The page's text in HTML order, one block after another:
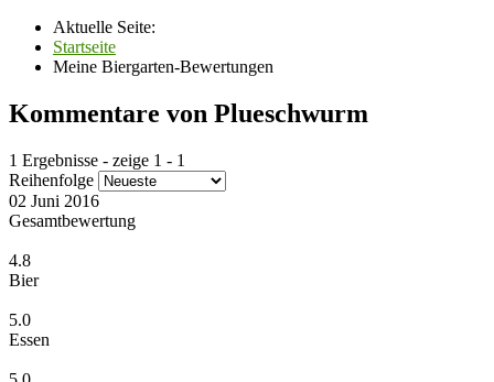
Aktuelle Seite:
Startseite
Meine Biergarten-Bewertungen
Kommentare von Plueschwurm
1 Ergebnisse - zeige 1 - 1
Reihenfolge
02 Juni 2016
Gesamtbewertung
4.8
Bier
5.0
Essen